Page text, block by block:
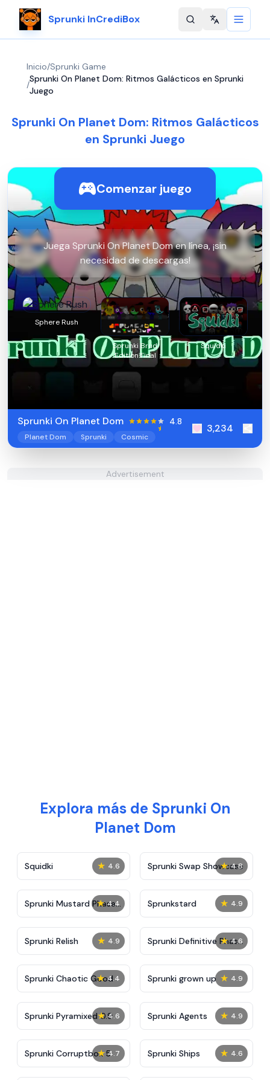
Sprunki InCrediBox Change
Inicio/Sprunki Game
/
Sprunki On Planet Dom: Ritmos Galácticos en Sprunki
Juego
Sprunki On Planet Dom: Ritmos Galácticos
en Sprunki Juego
Comenzar juego
Juega Sprunki On Planet Dom en línea, ¡sin
necesidad de descargas!
Sphere Rush
Sprunki Brud
Edition Final
Squidki
Sprunki On Planet Dom 4.8
Planet Dom Sprunki Cosmic
3,234
Advertisement
Explora más de Sprunki On
Planet Dom
★ 4.6
Squidki ★ 4.8
Sprunki Swap Showcase
★ 4.4
Sprunki Mustard Phase
2
★ 4.9
Sprunkstard
★ 4.9
Sprunki Relish ★ 4.6
Sprunki Definitive Phase
7
★ 4.4
Sprunki Chaotic Good ★ 4.9
Sprunki grown up
★ 4.6
Sprunki Pyramixed 0.9 ★ 4.9
Sprunki Agents
★ 4.7
Sprunki Corruptbox 5 ★ 4.6
Sprunki Ships